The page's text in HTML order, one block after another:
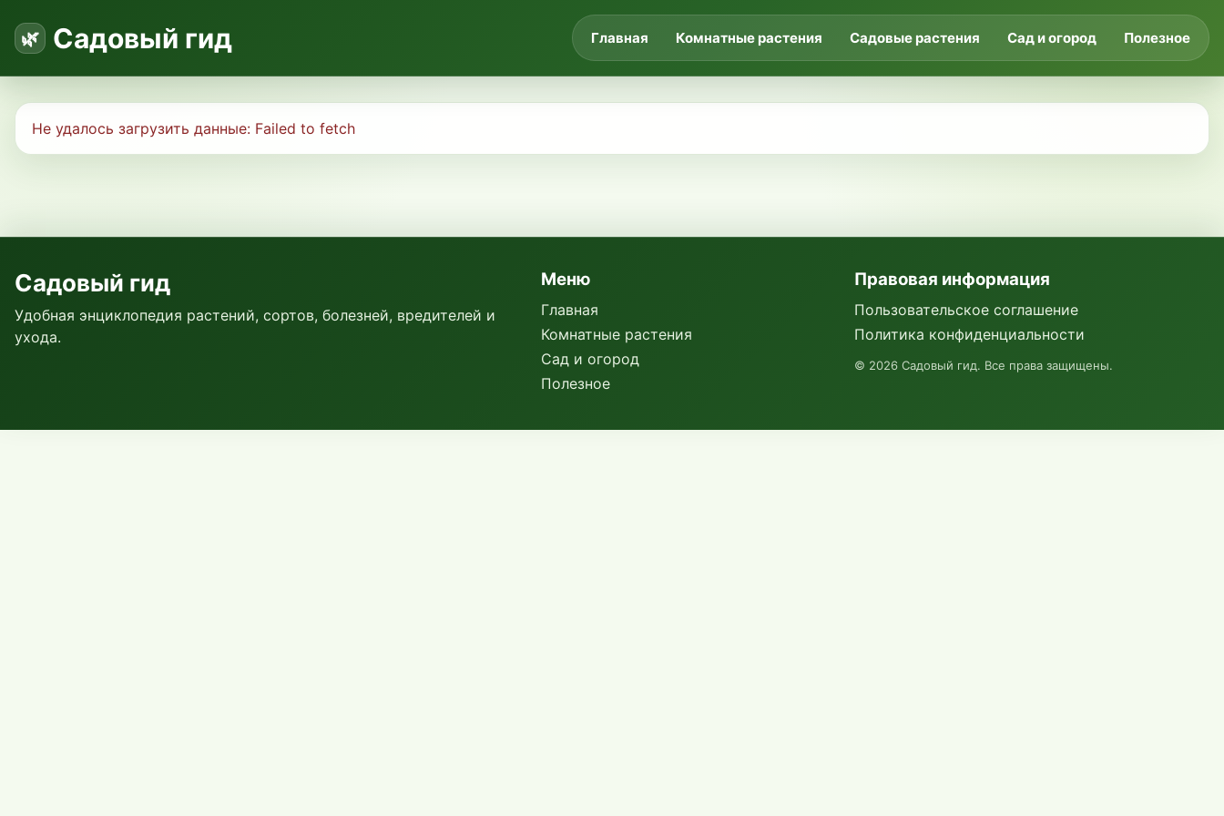
Садовый гид Главная Комнатные растения Садовые растения Сад и огород Полезное
Не удалось загрузить данные: Failed to fetch
Садовый гид
Удобная энциклопедия растений, сортов, болезней, вредителей и
ухода.
Меню
Главная
Комнатные растения
Сад и огород
Полезное
Правовая информация
Пользовательское соглашение
Политика конфиденциальности
© 2026 Садовый гид. Все права защищены.